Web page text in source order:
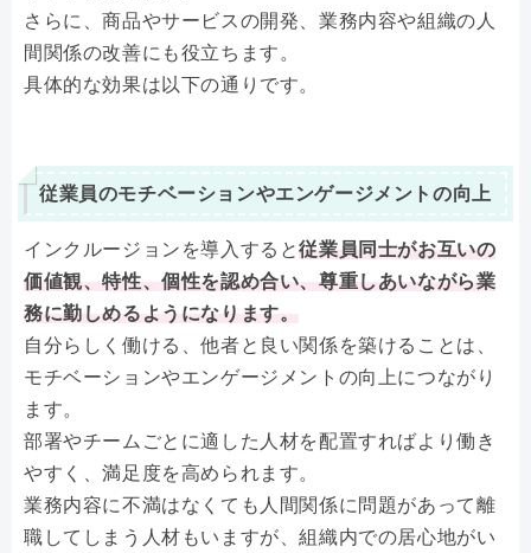
さらに、商品やサービスの開発、業務内容や組織の人
間関係の改善にも役立ちます。
具体的な効果は以下の通りです。
従業員のモチベーションやエンゲージメントの向上
インクルージョンを導入すると従業員同士がお互いの
価値観、特性、個性を認め合い、尊重しあいながら業
務に勤しめるようになります。
自分らしく働ける、他者と良い関係を築けることは、
モチベーションやエンゲージメントの向上につながり
ます。
部署やチームごとに適した人材を配置すればより働き
やすく、満足度を高められます。
業務内容に不満はなくても人間関係に問題があって離
職してしまう人材もいますが、組織内での居心地がい